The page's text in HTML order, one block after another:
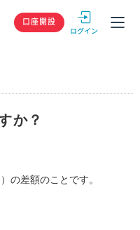
GMOクリック
口座開設
か？
の差額のことです。